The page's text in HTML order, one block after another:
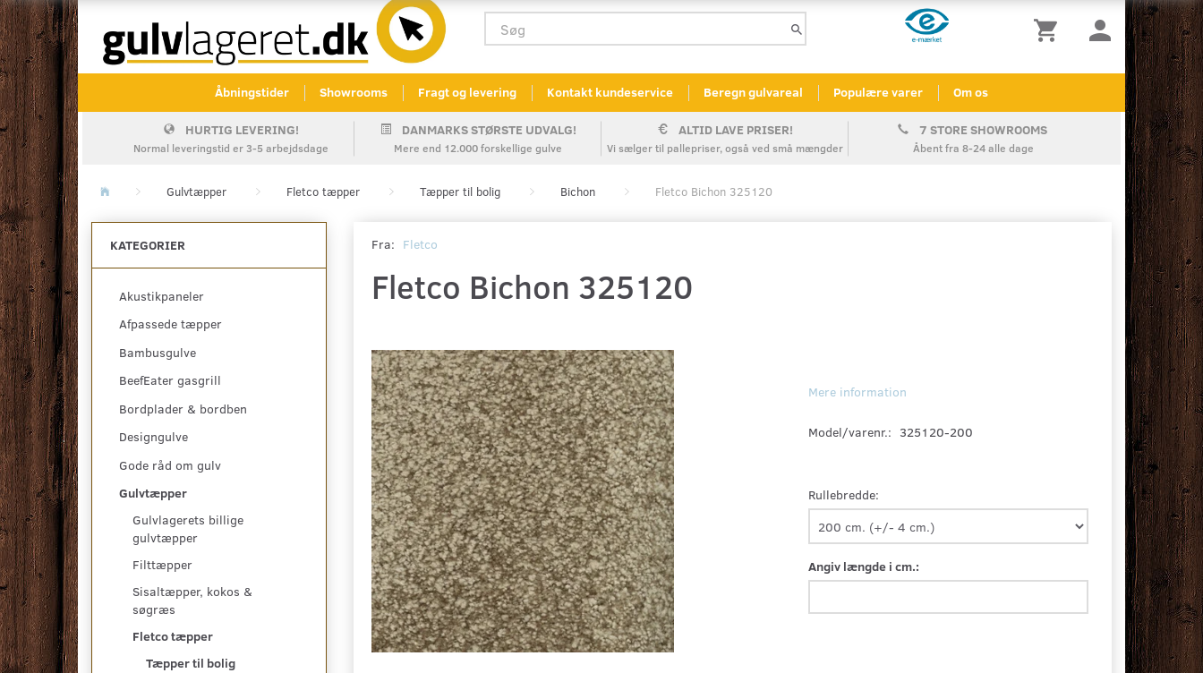
Åbningstider Showrooms Fragt og levering Kontakt kundeservice Beregn gulvareal Populære varer Om os
HURTIG LEVERING!
Normal leveringstid er 3-5 arbejdsdage
DANMARKS STØRSTE UDVALG!
Mere end 12.000 forskellige gulve
ALTID LAVE PRISER!
Vi sælger til pallepriser, også ved små mængder
7 STORE SHOWROOMS
Åbent fra 8-24 alle dage
Gulvtæpper Fletco tæpper Tæpper til bolig Bichon Fletco Bichon 325120
KATEGORIER
Akustikpaneler
Afpassede tæpper
Bambusgulve
BeefEater gasgrill
Bordplader & bordben
Designgulve
Gode råd om gulv
Gulvtæpper
Gulvlagerets billige
gulvtæpper
Filttæpper
Sisaltæpper, kokos &
søgræs
Fletco tæpper
Tæpper til bolig
Fra: Fletco
Fletco Bichon 325120
Mere information
Model/varenr.: 325120-200
Rullebredde:
Angiv længde i cm.: